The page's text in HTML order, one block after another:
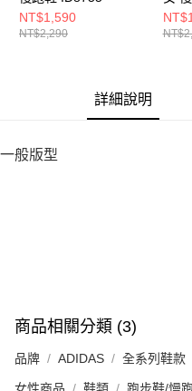
NT$1,590
NT$2,290
詳細說明
一般版型
商品相關分類 (3)
品牌 ADIDAS 全系列鞋款